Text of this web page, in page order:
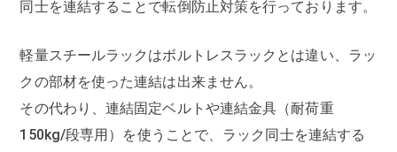
同士を連結することで転倒防止対策を行っております。
軽量スチールラックはボルトレスラックとは違い、ラッ
クの部材を使った連結は出来ません。
その代わり、連結固定ベルトや連結金具（耐荷重
150kg/段専用）を使うことで、ラック同士を連結する